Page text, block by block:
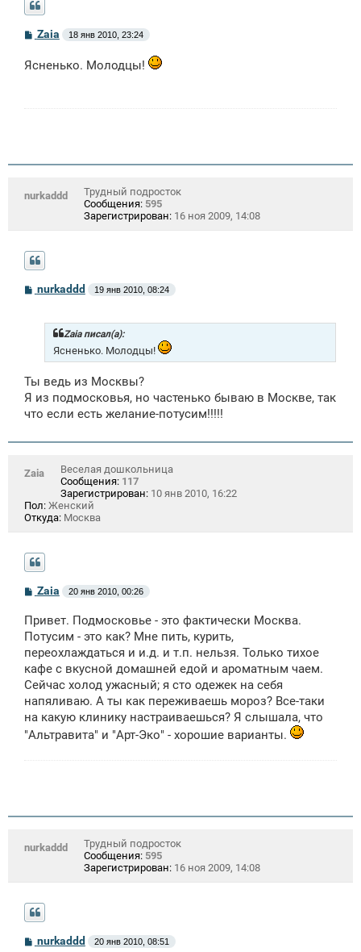
С
б
Zaia 18 янв 2010, 23:24
Ясненько. Молодцы!
nurkaddd
Трудный подросток
Сообщения: 595
Зарегистрирован: 16 ноя 2009, 14:08
С
е
nurkaddd 19 янв 2010, 08:24
Zaia писал(а):
Ясненько. Молодцы!
Ты ведь из Москвы?
Я из подмосковья, но частенько бываю в Москве, так
что если есть желание-потусим!!!!!
Zaia
Веселая дошкольница
Сообщения: 117
Зарегистрирован: 10 янв 2010, 16:22
Пол: Женский
Откуда: Москва
С
б
щ
н
и
Zaia 20 янв 2010, 00:26
Привет. Подмосковье - это фактически Москва.
Потусим - это как? Мне пить, курить,
переохлаждаться и и.д. и т.п. нельзя. Только тихое
кафе с вкусной домашней едой и ароматным чаем.
Сейчас холод ужасный; я сто одежек на себя
напяливаю. А ты как переживаешь мороз? Все-таки
на какую клинику настраиваешься? Я слышала, что
"Альтравита" и "Арт-Эко" - хорошие варианты.
nurkaddd
Трудный подросток
Сообщения: 595
Зарегистрирован: 16 ноя 2009, 14:08
Сnurkaddd 20 янв 2010, 08:51